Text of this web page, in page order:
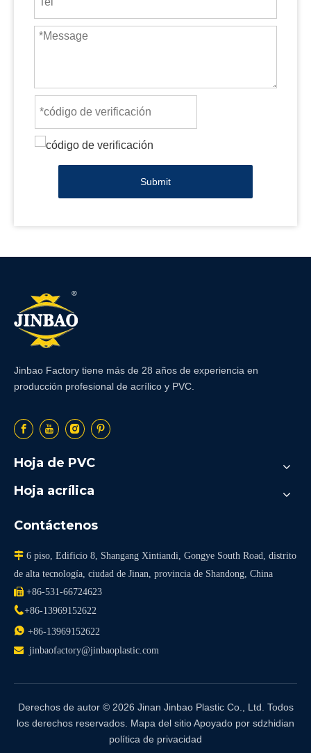
Submit
Jinbao Factory tiene más de 28 años de experiencia en
producción profesional de acrílico y PVC.
Hoja de PVC
Hoja acrílica
Contáctenos
 6 piso, Edificio 8, Shangang Xintiandi, Gongye South Road, distrito
de alta tecnología, ciudad de Jinan, provincia de Shandong, China
 +86-531-66724623
+86-13969152622
 +86-13969152622
 jinbaofactory@jinbaoplastic.com
Derechos de autor © 2026 Jinan Jinbao Plastic Co., Ltd. Todos
los derechos reservados. Mapa del sitioApoyado por sdzhidian
política de privacidad